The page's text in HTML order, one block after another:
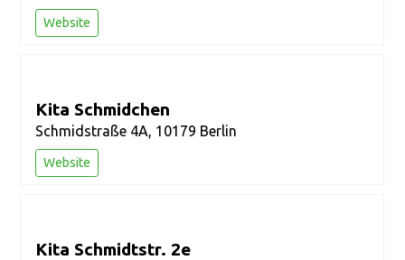
Website
Kita Schmidchen
Schmidstraße 4A, 10179 Berlin
Website
Kita Schmidtstr. 2e